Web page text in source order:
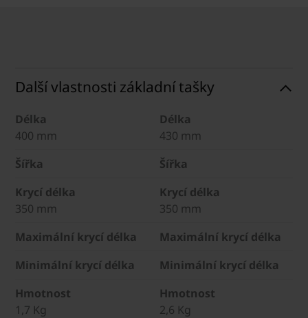
Další vlastnosti základní tašky
Délka
400 mm
Délka
430 mm
Šířka
Šířka
Krycí délka
350 mm
Krycí délka
350 mm
Maximální krycí délka
Maximální krycí délka
Minimální krycí délka
Minimální krycí délka
Hmotnost
1,7 Kg
Hmotnost
2,6 Kg